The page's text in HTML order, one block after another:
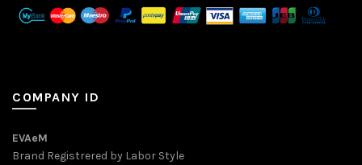
COMPANY ID
EVAeM
Brand Registrered by Labor Style